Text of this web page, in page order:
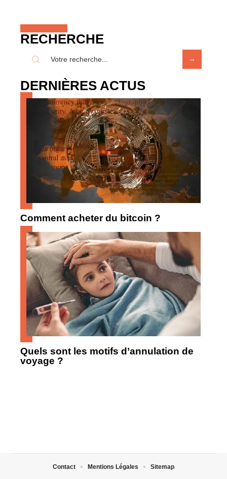
RECHERCHE
DERNIÈRES ACTUS
Comment acheter du bitcoin ?
Quels sont les motifs d’annulation de
voyage ?
Contact Mentions Légales Sitemap